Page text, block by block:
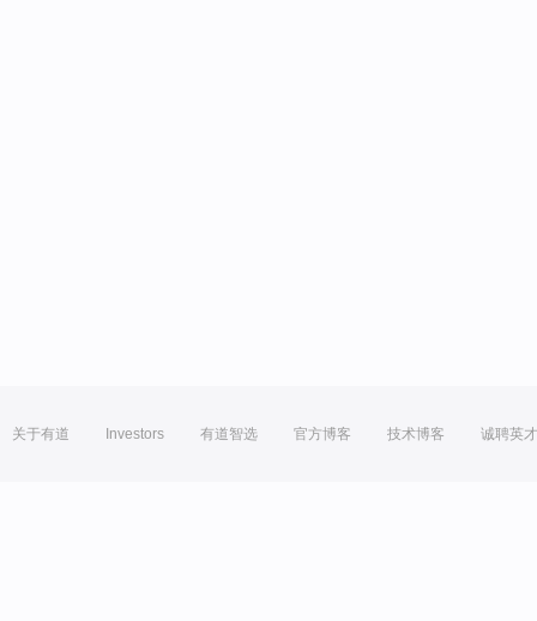
关于有道 Investors 有道智选 官方博客 技术博客 诚聘英才